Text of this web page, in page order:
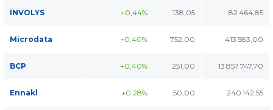
INVOLYS +0,44% 138,05 82 464,85
Microdata +0,40% 752,00 413 583,00
BCP +0,40% 251,00 13 857 747,70
Ennakl +0,28% 50,00 240 142,55